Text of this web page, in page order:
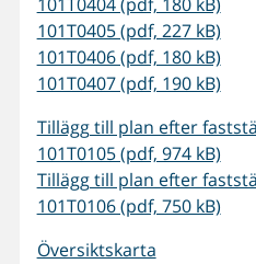
101T0405 (pdf, 227 kB)
101T0406 (pdf, 180 kB)
101T0407 (pdf, 190 kB)
Tillägg till plan efter
101T0105 (pdf, 974 kB)
Tillägg till plan efter
101T0106 (pdf, 750 kB)
Översiktskarta